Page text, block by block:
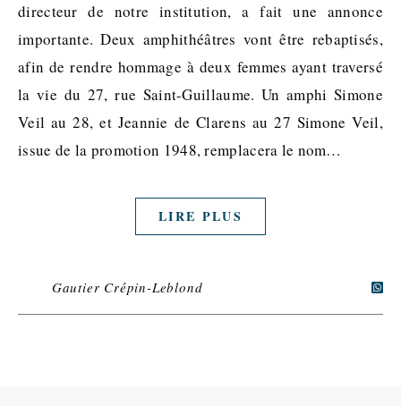
directeur de notre institution, a fait une annonce
importante. Deux amphithéâtres vont être rebaptisés,
afin de rendre hommage à deux femmes ayant traversé
la vie du 27, rue Saint-Guillaume. Un amphi Simone
Veil au 28, et Jeannie de Clarens au 27 Simone Veil,
issue de la promotion 1948, remplacera le nom…
LIRE PLUS
Gautier Crépin-Leblond